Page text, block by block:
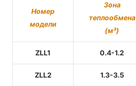
Номер
модели
Зона
теплообмена
(м³)
ZLL1 0.4-1.2
ZLL2 1.3-3.5